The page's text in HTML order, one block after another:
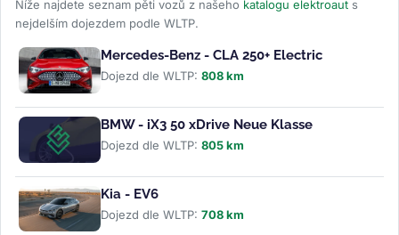
Níže najdete seznam pěti vozů z našeho katalogu elektroaut s
nejdelším dojezdem podle WLTP.
Mercedes-Benz - CLA 250+ Electric
Dojezd dle WLTP: 808 km
BMW - iX3 50 xDrive Neue Klasse
Dojezd dle WLTP: 805 km
Kia - EV6
Dojezd dle WLTP: 708 km